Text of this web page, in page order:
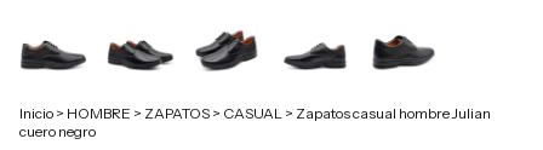
Inicio > HOMBRE > ZAPATOS > CASUAL > Zapatos casual hombre Julian
cuero negro